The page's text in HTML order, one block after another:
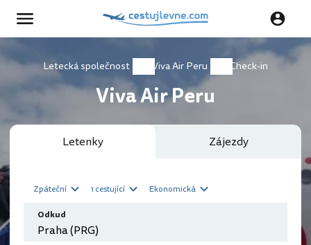
Letecká společnost Viva Air Peru Check-in
Viva Air Peru
Letenky Zájezdy
Zpáteční 1 cestující Ekonomická
Odkud